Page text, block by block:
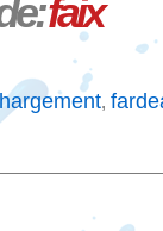
faix
,